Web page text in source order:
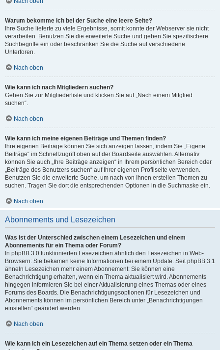
Warum bekomme ich bei der Suche eine leere Seite?
Ihre Suche lieferte zu viele Ergebnisse, somit konnte der Webserver sie nicht
verarbeiten. Benutzen Sie die erweiterte Suche und geben Sie spezifischere
Suchbegriffe ein oder beschränken Sie die Suche auf verschiedene
Unterforen.
Nach oben
Wie kann ich nach Mitgliedern suchen?
Gehen Sie zur Mitgliederliste und klicken Sie auf „Nach einem Mitglied
suchen“.
Nach oben
Wie kann ich meine eigenen Beiträge und Themen finden?
Ihre eigenen Beiträge können Sie sich anzeigen lassen, indem Sie „Eigene
Beiträge“ im Schnellzugriff oben auf der Boardseite auswählen. Alternativ
können Sie auch „Ihre Beiträge anzeigen“ in Ihrem persönlichen Bereich oder
„Beiträge des Benutzers suchen“ auf Ihrer eigenen Profilseite verwenden.
Benutzen Sie die erweiterte Suche, um nach von Ihnen erstellen Themen zu
suchen. Tragen Sie dort die entsprechenden Optionen in die Suchmaske ein.
Nach oben
Abonnements und Lesezeichen
Was ist der Unterschied zwischen einem Lesezeichen und einem
Abonnements für ein Thema oder Forum?
In phpBB 3.0 funktionierten Lesezeichen ähnlich den Lesezeichen in Web-
Browsern: Sie bekamen keine Informationen bei einem Update. Seit phpBB 3.1
ähneln Lesezeichen mehr einem Abonnement: Sie können eine
Benachrichtigung erhalten, wenn ein Thema aktualisiert wird. Abonnements
hingegen informieren Sie bei einer Aktualisierung eines Themas oder eines
Forums des Boards. Die Benachrichtigungsoptionen für Lesezeichen und
Abonnements können im persönlichen Bereich unter „Benachrichtigungen
einstellen“ geändert werden.
Nach oben
Wie kann ich ein Lesezeichen auf ein Thema setzen oder ein Thema